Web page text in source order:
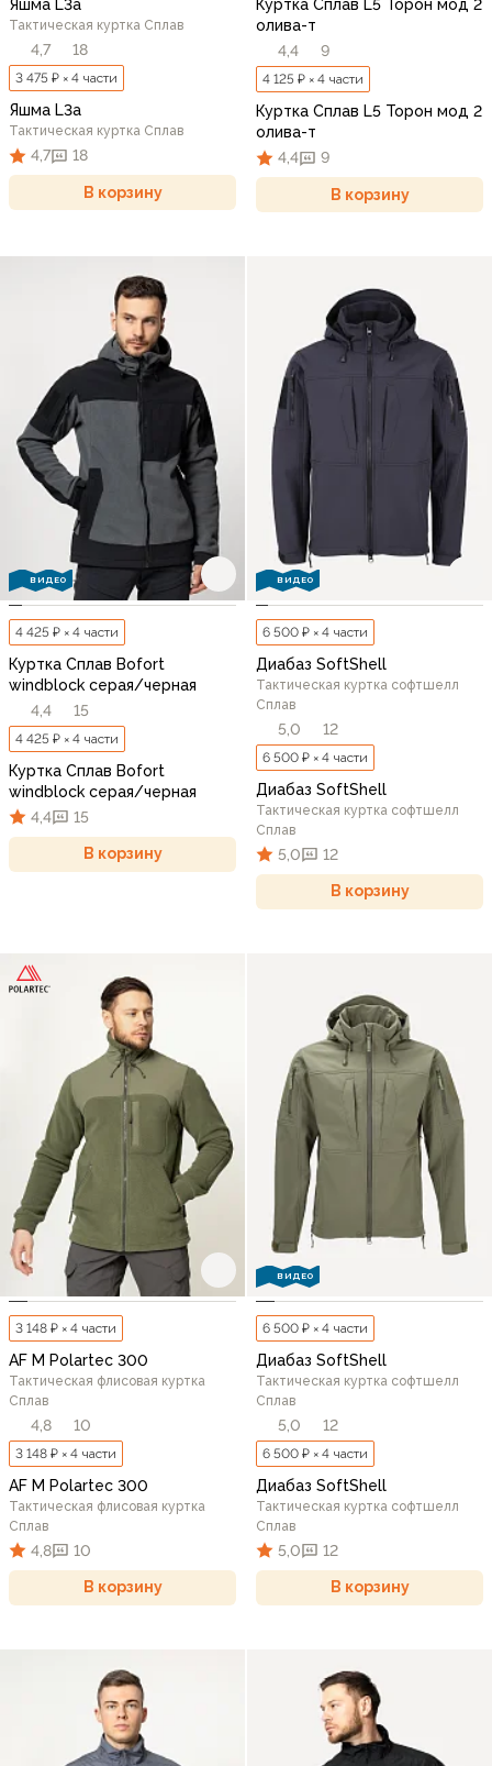
Яшма L3a
Тактическая куртка Сплав
4,7 18
3 475 ₽ × 4 части
Яшма L3a
Тактическая куртка Сплав
4,7 18
В корзину
Куртка Сплав L5 Торон мод 2
олива-т
4,4
9
4 125 ₽ × 4 части
Куртка Сплав L5 Торон мод 2
олива-т
4,4
9
В корзину
ВИДЕО
4 425 ₽ × 4 части
Куртка Сплав Bofort
windblock серая/черная
4,4
15
4 425 ₽ × 4 части
Куртка Сплав Bofort
windblock серая/черная
4,4
15
В корзину
ВИДЕО
6 500 ₽ × 4 части
Диабаз SoftShell
Тактическая куртка софтшелл
Сплав
5,0 12
6 500 ₽ × 4 части
Диабаз SoftShell
Тактическая куртка софтшелл
Сплав
5,0 12
В корзину
3 148 ₽ × 4 части
AF M Polartec 300
Тактическая флисовая куртка
Сплав
4,8 10
3 148 ₽ × 4 части
AF M Polartec 300
Тактическая флисовая куртка
Сплав
4,8 10
В корзину
ВИДЕО
6 500 ₽ × 4 части
Диабаз SoftShell
Тактическая куртка софтшелл
Сплав
5,0 12
6 500 ₽ × 4 части
Диабаз SoftShell
Тактическая куртка софтшелл
Сплав
5,0 12
В корзину